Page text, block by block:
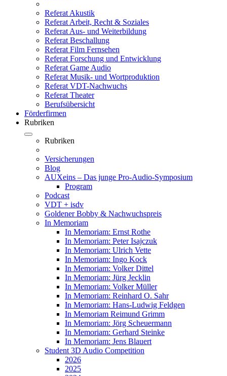
Referat Akustik
Referat Arbeit, Recht & Soziales
Referat Aus- und Weiterbildung
Referat Beschallung
Referat Film Fernsehen
Referat Forschung und Entwicklung
Referat Game Audio
Referat Musik- und Wortproduktion
Referat VDT-Nachwuchs
Referat Theater
Berufsübersicht
Förderfirmen
Rubriken
Rubriken
Versicherungen
Blog
AUXeins – Das junge Pro-Audio-Symposium
Program
Podcast
VDT + isdv
Goldener Bobby & Nachwuchspreis
In Memoriam
In Memoriam: Ernst Rothe
In Memoriam: Peter Isajczuk
In Memoriam: Ulrich Vette
In Memoriam: Ingo Kock
In Memoriam: Volker Dittel
In Memoriam: Jürg Jecklin
In Memoriam: Volker Müller
In Memoriam: Reinhard O. Sahr
In Memoriam: Hans-Ludwig Feldgen
In Memoriam Reimund Grimm
In Memoriam: Jörg Scheuermann
In Memoriam: Gerhard Steinke
In Memoriam: Jens Blauert
Student 3D Audio Competition
2026
2025